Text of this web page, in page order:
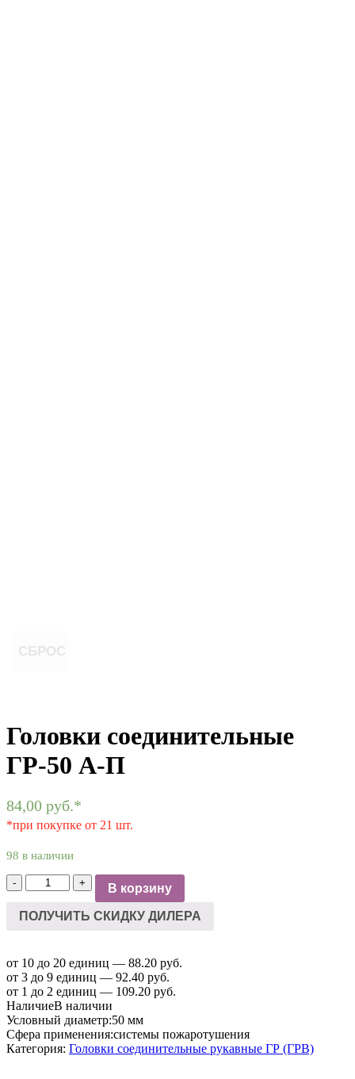
Головки соединительные
ГР-50 А-П
84,00 руб.*
*при покупке от 21 шт.
98 в наличии
-
Количество
товара
Головки
соединительные
П
+ В корзину
ПОЛУЧИТЬ СКИДКУ ДИЛЕРА
от 10 до 20 единиц — 88.20 руб.
от 3 до 9 единиц — 92.40 руб.
от 1 до 2 единиц — 109.20 руб.
НаличиеВ наличии
Условный диаметр:50 мм
Сфера применения:системы пожаротушения
Категория: Головки соединительные рукавные ГР (ГРВ)